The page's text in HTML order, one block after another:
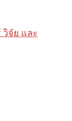
จัย และ